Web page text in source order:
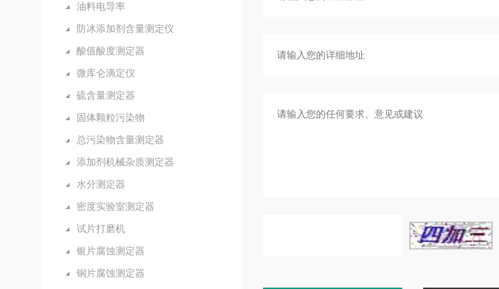
油料电导率
防冰添加剂含量测定仪
酸值酸度测定器
微库仑滴定仪
硫含量测定器
固体颗粒污染物
总污染物含量测定器
添加剂机械杂质测定器
水分测定器
密度实验室测定器
试片打磨机
银片腐蚀测定器
铜片腐蚀测定器